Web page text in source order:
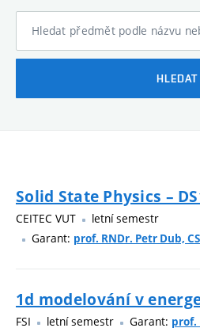
Hledat předmět podle názvu
HLEDAT
Solid State Physics –
CEITEC VUT
letní semestr
Garant: prof. RNDr. Petr Dub,
1d modelování v
FSI letní semestr Garant: prof.